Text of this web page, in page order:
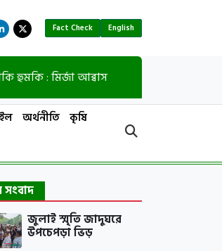
Fact Check English
মির্জা আব্বাস
অর্থনীতি কৃষি
সংবাদ
জুলাই স্মৃতি জাদুঘরে
উপচেপড়া ভিড়